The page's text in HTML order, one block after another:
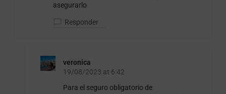
asegurarlo
Responder
veronica
19/08/2023 at 6:42
Para el seguro obligatorio de